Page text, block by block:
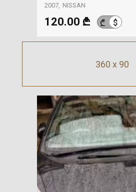
зажигание, Динамо,
NISSAN
2007 NISSAN
120.00 ₾ ₾ $
360 x 90